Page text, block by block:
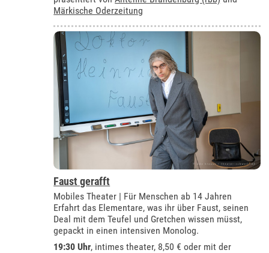
Märkische Oderzeitung
Faust gerafft
Mobiles Theater | Für Menschen ab 14 Jahren
Erfahrt das Elementare, was ihr über Faust, seinen
Deal mit dem Teufel und Gretchen wissen müsst,
gepackt in einen intensiven Monolog.
19:30 Uhr, intimes theater, 8,50 € oder mit der